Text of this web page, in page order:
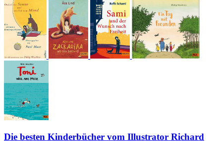
Die besten Kinderbücher vom Illustrator Richard